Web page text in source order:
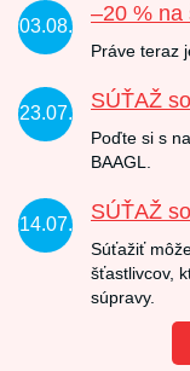
03.08.
–20 % na
Práve teraz
23.07.
SÚŤAŽ
Poďte si s
BAAGL.
14.07.
SÚŤAŽ
Súťažiť
šťastlivcov,
súpravy.